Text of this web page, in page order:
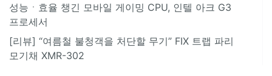
성능ㆍ효율 챙긴 모바일 게이밍 CPU, 인텔 아크 G3
프로세서
[리뷰] “여름철 불청객을 처단할 무기” FIX 트랩 파리
모기채 XMR-302